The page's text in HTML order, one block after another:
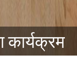
कार्यक्रम